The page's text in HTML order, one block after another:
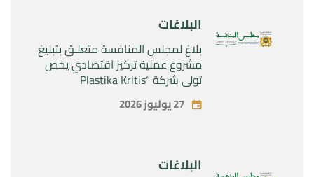
البلاغات
بلاغ لمجلس المنافسة متعلـق بتبليغ
مشروع عملية تركيز اقتصادي يخص
تولي شركة “Plastika Kritis
SA”المراقبة الحصرية لشركة
“Naturplas Industrial SARL” 27 يوليوز 2026
البلاغات